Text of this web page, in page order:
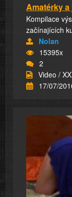
Amatérky
Kompilace
začínajících
Nolan
15395x
2
Video /
17/07/